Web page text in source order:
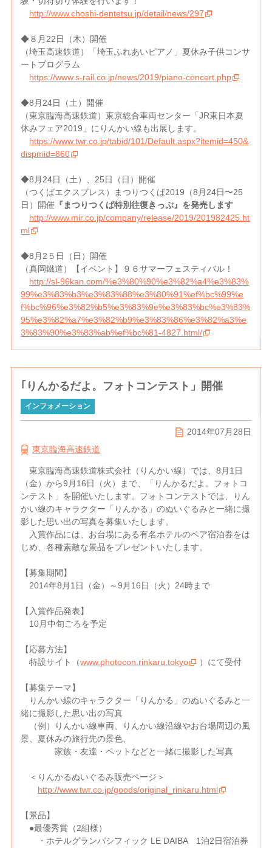
http://www.choshi-dentetsu.jp/detail/news/297
◆８月22日（木）開催
（埼玉高速鉄道）「埼玉ふれあいピアノ」夏休み子供コンサ
ートプログラム
https://www.s-rail.co.jp/news/2019/piano-concert.php
◆8月24日（土）開催
（東京臨海高速鉄道）東京総合車両センター「JR東日本夏
休みフェア2019」にりんかい線も出展します。
https://www.twr.co.jp/tabid/101/Default.aspx?itemid=450&
dispmid=860
◆8月24日（土）、25日（日）開催
（つくばエクスプレス）まつりつくば2019（8月24日〜25
日）開催 『まつりつくば特別往復きっぷ』を発売します
http://www.mir.co.jp/company/release/2019/201982425.ht
ml
◆8月2５日（日）開催
（真岡鐵道）【イベント】９６サマーフェスティバル！
http://sl-96kan.com/%e3%80%90%e3%82%a4%e3%83%
99%e3%83%b3%e3%83%88%e3%80%91%ef%bc%99%e
f%bc%96%e3%82%b5%e3%83%9e%e3%83%bc%e3%83%
95%e3%82%a7%e3%82%b9%e3%83%86%e3%82%a3%e
3%83%90%e3%83%ab%ef%bc%81-4827.html/
｢りんかるだよ。フォトコンテスト」開催
インフォメーション
東京臨海高速鉄道
2014年07月28日
東京臨海高速鉄道株式会社（りんかい線）では、8月1日
（金）から9月16日（火）まで、「りんかるだよ。フォトコ
ンテスト」を開催いたします。フォトコンテストでは、りん
かい線のキャラクター「りんかる」のぬいぐるみと一緒に撮
影した思い出の写真を募集いたします。
入賞作品には、お台場にある有名ホテルのペア宿泊券をは
じめ、各種素敵な景品をプレゼントいたします。
【募集期間】
2014年8月1日（金）～9月16日（火）24時まで
【入賞作品発表】
10月中旬ごろを予定
【応募方法】
特設サイト（www.photocon.rinkaru.tokyo ）にて受付
【募集テーマ】
りんかい線のキャラクター「りんかる」のぬいぐるみと一
緒に撮影した思い出の写真
（例）りんかい線車両、りんかい線沿線やお台場周辺の風
景、夏休みの旅行先の景色、
家族・友達・ペットなどと一緒に撮影した写真
＜りんかるぬいぐるみ販売ページ＞
http://www.twr.co.jp/goods/original_rinkaru.html
【景品】
●最優秀賞（2組様）
・ホテルグランパシフィック LE DAIBA 1泊2日宿泊券